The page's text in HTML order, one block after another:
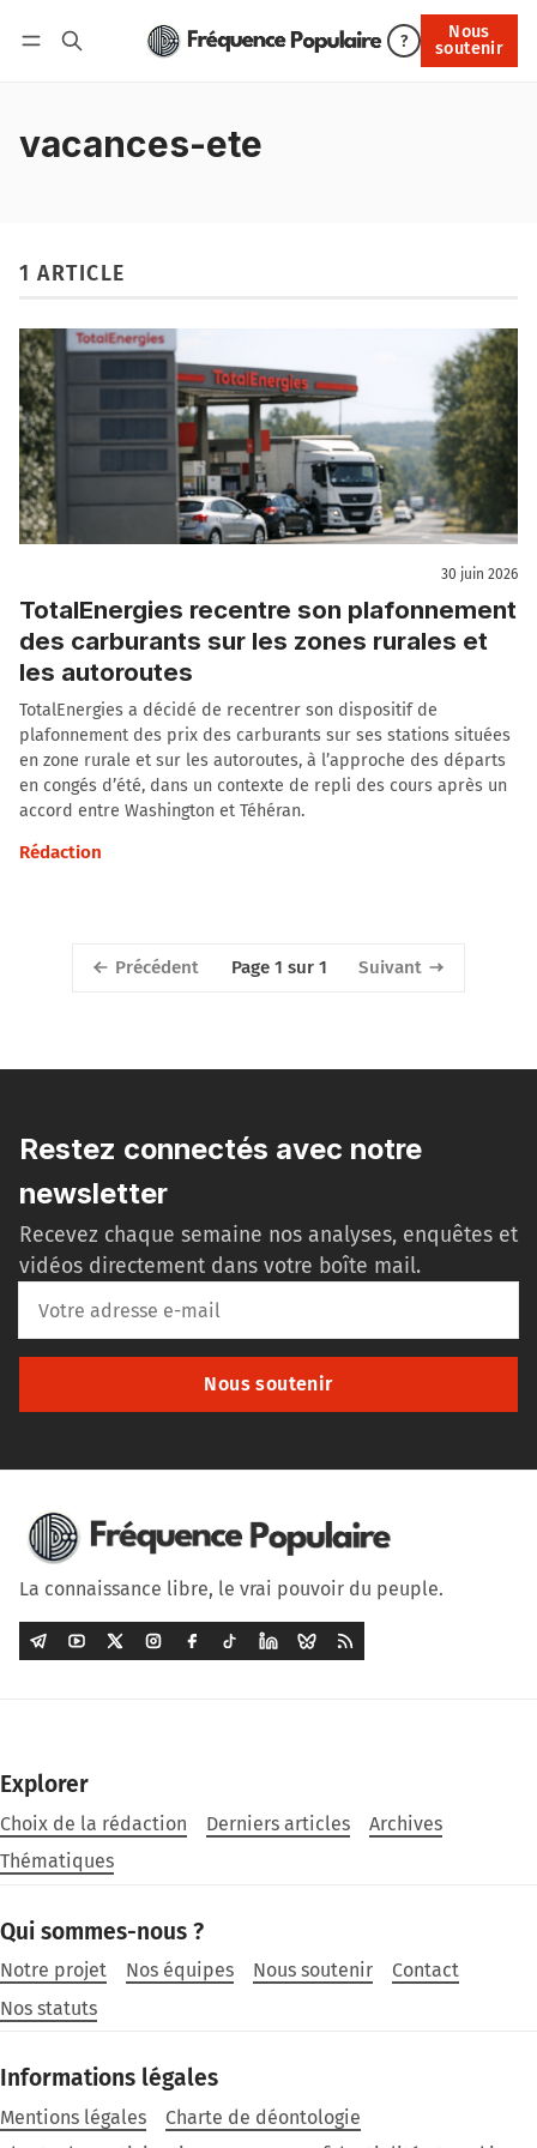
?
Nous
soutenir
Nous soutenir
vacances-ete
1 ARTICLE
30 juin 2026
TotalEnergies recentre son plafonnement
des carburants sur les zones rurales et
les autoroutes
TotalEnergies a décidé de recentrer son dispositif de
plafonnement des prix des carburants sur ses stations situées
en zone rurale et sur les autoroutes, à l’approche des départs
en congés d’été, dans un contexte de repli des cours après un
accord entre Washington et Téhéran.
Rédaction
Précédent Page 1 sur 1 Suivant
Restez connectés avec notre
newsletter
Recevez chaque semaine nos analyses, enquêtes et
vidéos directement dans votre boîte mail.
Nous soutenir
La connaissance libre, le vrai pouvoir du peuple.
Explorer
Choix de la rédaction Derniers articles
Archives
Thématiques
Qui sommes-nous ?
Notre projet Nos équipes Nous soutenir
Contact
Nos statuts
Informations légales
Mentions légales
Charte de déontologie